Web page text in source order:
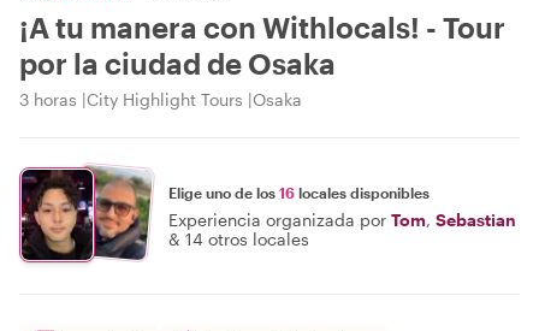
¡A tu manera con Withlocals! - Tour
por la ciudad de Osaka
3 horas City Highlight Tours Osaka
Elige uno de los 16 locales disponibles
Experiencia organizada por Tom, Sebastian
& 14 otros locales